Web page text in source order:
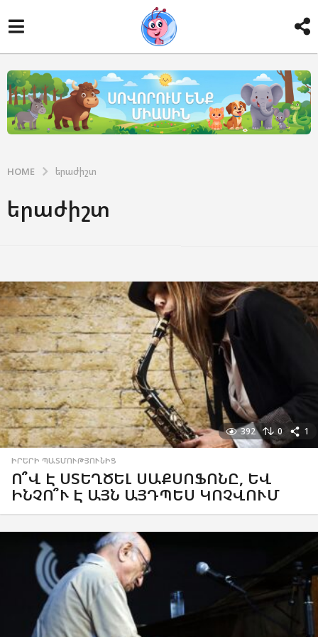
HOME երաժիշտ
երաժիշտ
392 0 1
ԻՐԵՐԻ ՊԱՏՄՈՒԹՅՈՒՆԻՑ
Ո՞Վ Է ՍՏԵՂԾԵԼ ՍԱՔՍՈՖՈՆԸ, ԵՎ
ԻՆՉՈ՞Ւ Է ԱՅՆ ԱՅԴՊԵՍ ԿՈՉՎՈՒՄ